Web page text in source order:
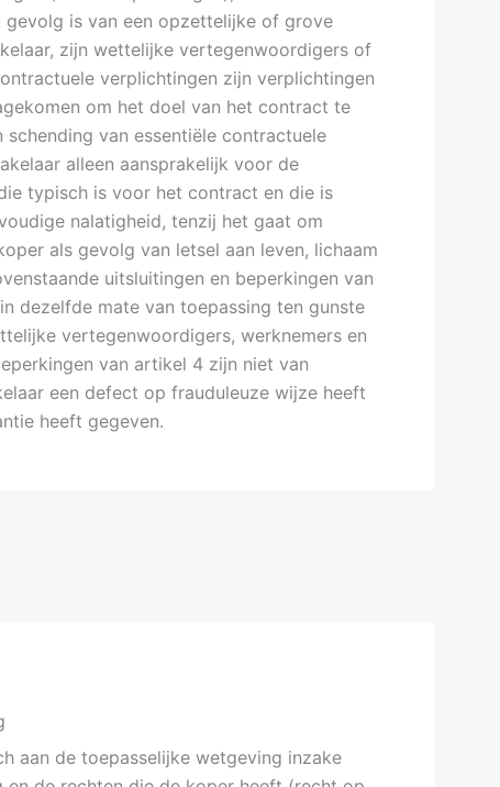
gevolg is van een opzettelijke of grove
zijn wettelijke vertegenwoordigers of
verplichtingen zijn verplichtingen
om het doel van het contract te
van essentiële contractuele
alleen aansprakelijk voor de
typisch is voor het contract en die is
nalatigheid, tenzij het gaat om
als gevolg van letsel aan leven, lichaam
uitsluitingen en beperkingen van
dezelfde mate van toepassing ten gunste
vertegenwoordigers, werknemers en
van artikel 4 zijn niet van
een defect op frauduleuze wijze heeft
heeft gegeven.
aan de toepasselijke wetgeving inzake